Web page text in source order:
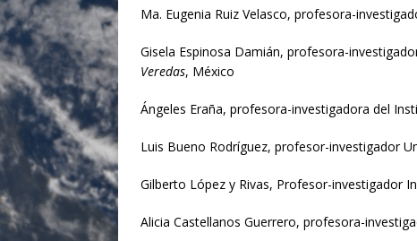
Ma. Eugenia Ruiz Velasco, profesora-
Gisela Espinosa Damián, profesora-
Veredas, México
Ángeles Eraña, profesora-investigadora del
Luis Bueno Rodríguez, profesor-investigador
Gilberto López y Rivas, Profesor-investigador
Alicia Castellanos Guerrero, profesora-